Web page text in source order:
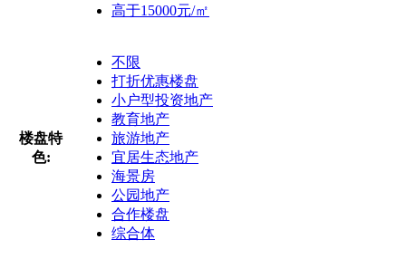
高于15000元/㎡
楼盘特
色:
不限
打折优惠楼盘
小户型投资地产
教育地产
旅游地产
宜居生态地产
海景房
公园地产
合作楼盘
综合体